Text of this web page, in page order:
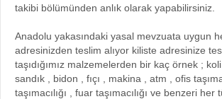
takibi bölümünden anlık olarak yapabilirsiniz.
Anadolu yakasındaki yasal mevzuata uygun
adresinizden teslim alıyor kiliste adresinize
taşıdığımız malzemelerden bir kaç örnek ;
sandık , bidon , fıçı , makina , atm , ofis
taşımacılığı , fuar taşımacılığı ve benzeri